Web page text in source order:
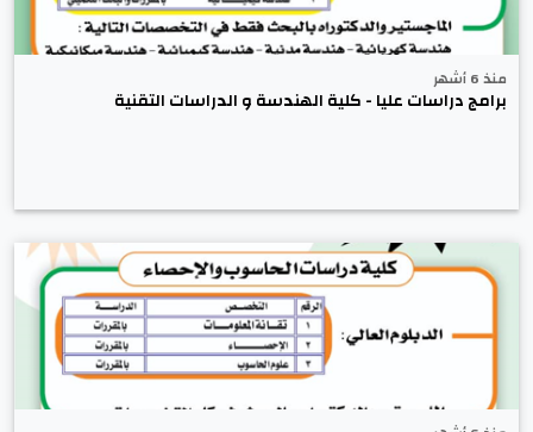
منذ 6 أشهر
برامج دراسات عليا - كلية الهندسة و الدراسات التقنية